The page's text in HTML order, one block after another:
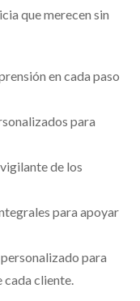
que merecen sin
en cada paso
para
de los
para apoyar
para
cada cliente.